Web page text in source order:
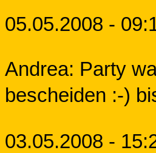
05.05.2008 -
Andrea: Party
bescheiden :-)
03.05.2008 -